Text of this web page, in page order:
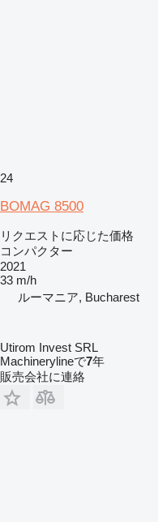
24
BOMAG 8500
リクエストに応じた価格
コンパクター
2021
33 m/h
ルーマニア, Bucharest
Utirom Invest SRL
Machinerylineで7年
販売会社に連絡